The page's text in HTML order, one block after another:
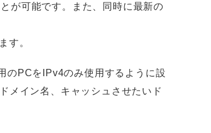
が可能です。また、同時に最新の
す。
のPCをIPv4のみ使用するように設
メイン名、キャッシュさせたいド